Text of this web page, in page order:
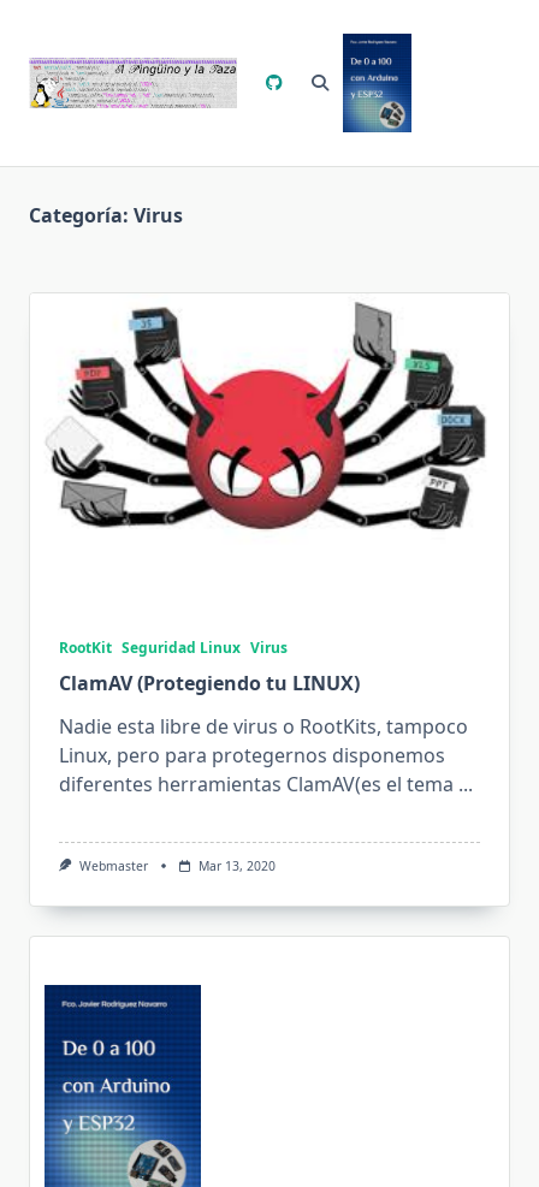
contenido
Categoría: Virus
RootKit Seguridad Linux Virus
ClamAV (Protegiendo tu LINUX)
Nadie esta libre de virus o RootKits, tampoco
Linux, pero para protegernos disponemos
diferentes herramientas ClamAV(es el tema ...
Webmaster Mar 13, 2020